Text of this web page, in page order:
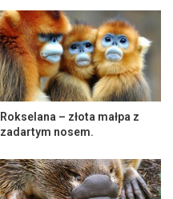
Rokselana – złota małpa z
zadartym nosem.